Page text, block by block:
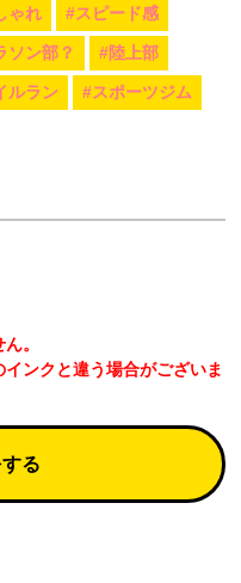
ゃれ #スピード感
ソン部？ #陸上部
ルラン #スポーツジム
。
ンクと違う場合がございま
る